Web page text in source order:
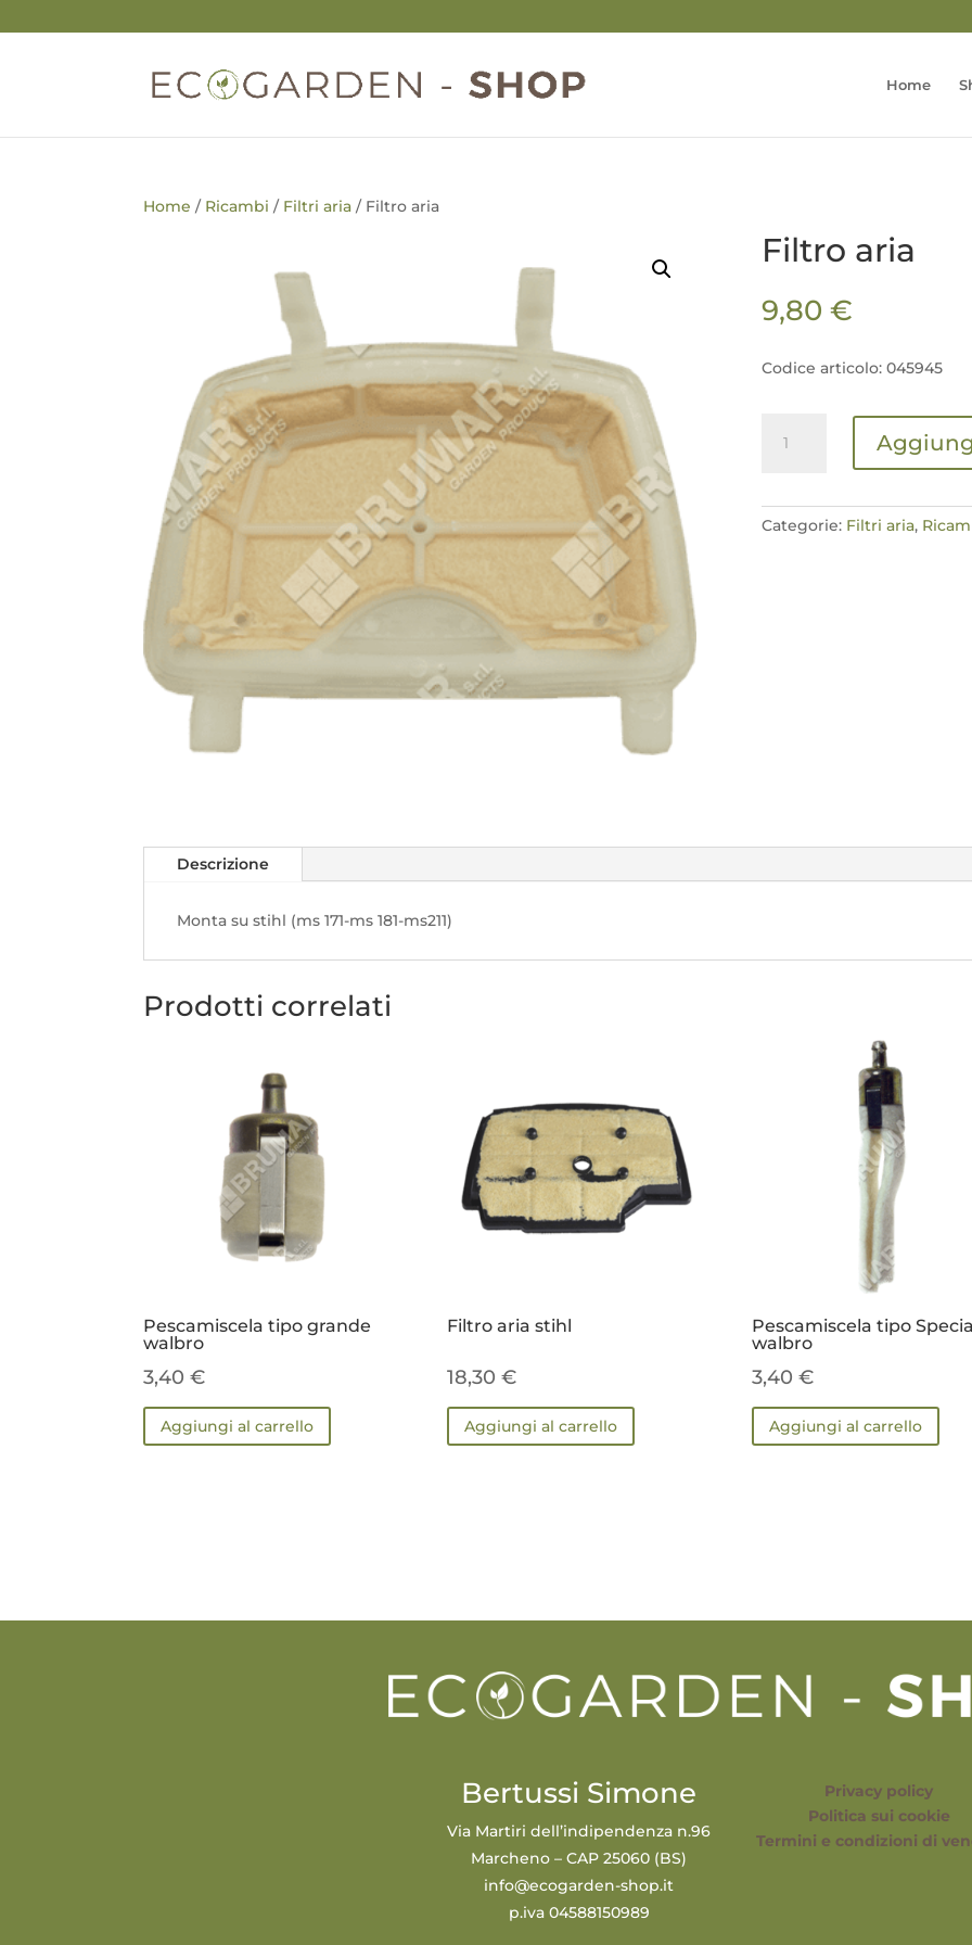
Home
Home / Ricambi / Filtri aria / Filtro aria
Filtro aria
9,80 €
Codice articolo: 045945
aria
Categorie: Filtri aria,
Descrizione
Monta su stihl (ms 171-ms 181-ms211)
Prodotti correlati
Pescamiscela tipo grande
walbro
3,40 €
Aggiungi al carrello
Filtro aria stihl
18,30€
Aggiungi al carrello
Pescamiscela tipo
walbro
3,40 €
Aggiungi al carrello
Bertussi Simone
Via Martiri dell’indipendenza n.96
Marcheno – CAP 25060 (BS)
info@ecogarden-shop.it
p.iva 04588150989
Privacy policy
Politica sui cookie
Termini e condizioni di